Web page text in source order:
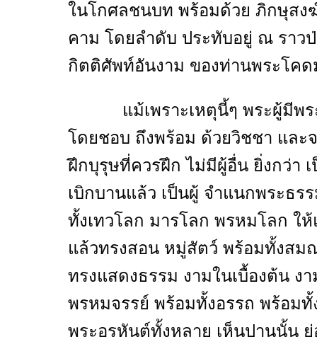
ในโกศลชนบท พร้อมด้วย ภิกษุส
คาม โดยลำดับ ประทับอยู่ ณ ราว
กิตติศัพท์อันงาม ของท่านพระโค
แม้เพราะเหตุนี้ๆ พระผู้มีพระ
โดยชอบ ถึงพร้อม ด้วยวิชชา และ
ฝึกบุรุษที่ควรฝึก ไม่มีผู้อื่น ยิ่งกว่า
เบิกบานแล้ว เป็นผู้ จำแนกพระธ
ทั้งเทวโลก มารโลก พรหมโลก ใ
แล้วทรงสอน หมู่สัตว์ พร้อมทั้งส
ทรงแสดงธรรม งามในเบื้องต้น ง
พรหมจรรย์ พร้อมทั้งอรรถ พร้อม
พระอรหันต์ทั้งหลาย เห็นปานนั้น